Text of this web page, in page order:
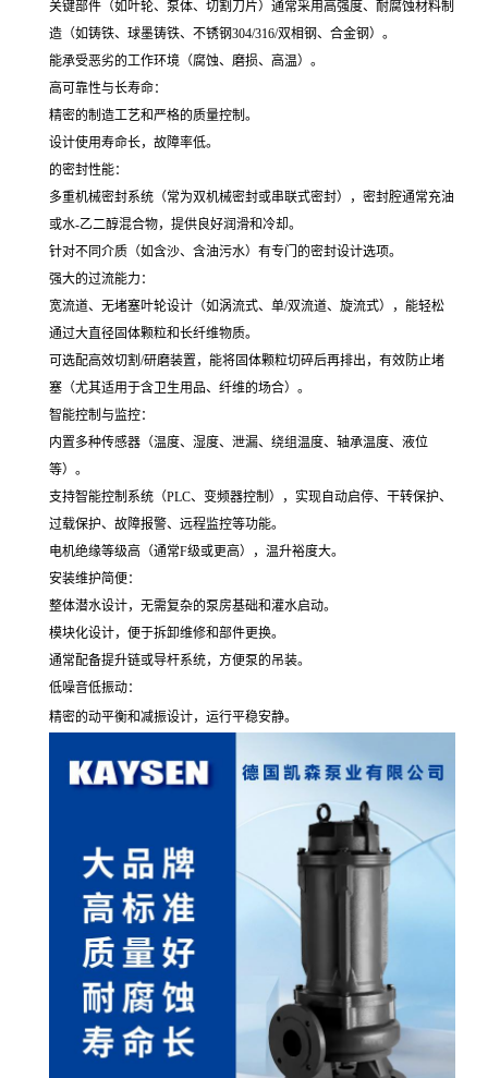
关键部件（如叶轮、泵体、切割刀片）通常采用高强度、耐腐蚀材料制
造（如铸铁、球墨铸铁、不锈钢304/316/双相钢、合金钢）。
能承受恶劣的工作环境（腐蚀、磨损、高温）。
高可靠性与长寿命：
精密的制造工艺和严格的质量控制。
设计使用寿命长，故障率低。
的密封性能：
多重机械密封系统（常为双机械密封或串联式密封），密封腔通常充油
或水-乙二醇混合物，提供良好润滑和冷却。
针对不同介质（如含沙、含油污水）有专门的密封设计选项。
强大的过流能力：
宽流道、无堵塞叶轮设计（如涡流式、单/双流道、旋流式），能轻松
通过大直径固体颗粒和长纤维物质。
可选配高效切割/研磨装置，能将固体颗粒切碎后再排出，有效防止堵
塞（尤其适用于含卫生用品、纤维的场合）。
智能控制与监控：
内置多种传感器（温度、湿度、泄漏、绕组温度、轴承温度、液位
等）。
支持智能控制系统（PLC、变频器控制），实现自动启停、干转保护、
过载保护、故障报警、远程监控等功能。
电机绝缘等级高（通常F级或更高），温升裕度大。
安装维护简便：
整体潜水设计，无需复杂的泵房基础和灌水启动。
模块化设计，便于拆卸维修和部件更换。
通常配备提升链或导杆系统，方便泵的吊装。
低噪音低振动：
精密的动平衡和减振设计，运行平稳安静。